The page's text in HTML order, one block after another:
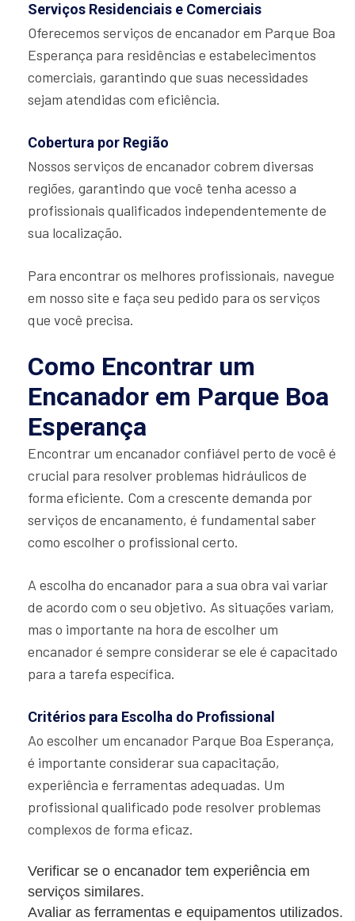
Serviços Residenciais e Comerciais
Oferecemos serviços de encanador em Parque Boa
Esperança para residências e estabelecimentos
comerciais, garantindo que suas necessidades
sejam atendidas com eficiência.
Cobertura por Região
Nossos serviços de encanador cobrem diversas
regiões, garantindo que você tenha acesso a
profissionais qualificados independentemente de
sua localização.
Para encontrar os melhores profissionais, navegue
em nosso site e faça seu pedido para os serviços
que você precisa.
Como Encontrar um
Encanador em Parque Boa
Esperança
Encontrar um encanador confiável perto de você é
crucial para resolver problemas hidráulicos de
forma eficiente. Com a crescente demanda por
serviços de encanamento, é fundamental saber
como escolher o profissional certo.
A escolha do encanador para a sua obra vai variar
de acordo com o seu objetivo. As situações variam,
mas o importante na hora de escolher um
encanador é sempre considerar se ele é capacitado
para a tarefa específica.
Critérios para Escolha do Profissional
Ao escolher um encanador Parque Boa Esperança,
é importante considerar sua capacitação,
experiência e ferramentas adequadas. Um
profissional qualificado pode resolver problemas
complexos de forma eficaz.
Verificar se o encanador tem experiência em
serviços similares.
Avaliar as ferramentas e equipamentos utilizados.